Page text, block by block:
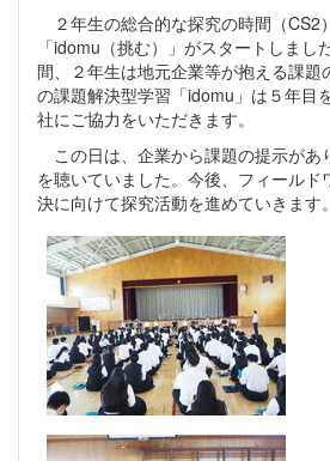
２年生の総合的な探究の時間（CS2
「idomu（挑む）」がスタートしまし
間、２年生は地元企業等が抱える課題
の課題解決型学習「idomu」は５年目
社にご協力をいただきます。
この日は、企業から課題の提示があ
を聴いていました。今後、フィールド
決に向けて探究活動を進めていきます。